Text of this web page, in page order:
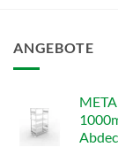
ANGEBOTE